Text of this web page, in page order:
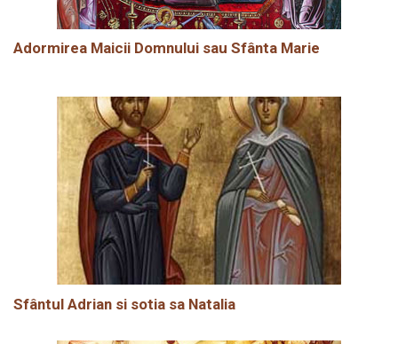
Adormirea Maicii Domnului sau Sfânta Marie
Sfântul Adrian si sotia sa Natalia